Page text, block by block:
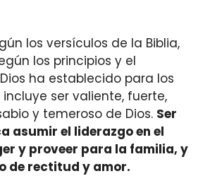
los versículos de la Biblia,
los principios y el
ha establecido para los
incluye ser valiente, fuerte,
y temeroso de Dios. Ser
asumir el liderazgo en el
y proveer para la familia, y
de rectitud y amor.